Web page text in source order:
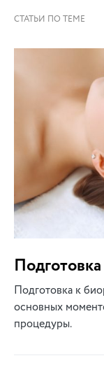
Подготовка к
основных
процедуры.